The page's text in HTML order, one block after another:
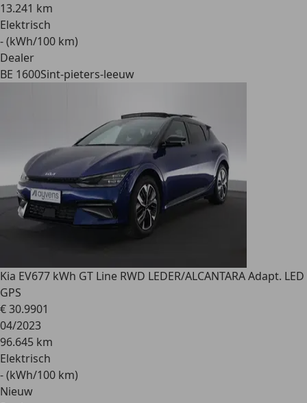
13.241 km
Elektrisch
- (kWh/100 km)
Dealer
BE 1600Sint-pieters-leeuw
Kia EV677 kWh GT Line RWD LEDER/ALCANTARA Adapt. LED
GPS
€ 30.9901
04/2023
96.645 km
Elektrisch
- (kWh/100 km)
Nieuw